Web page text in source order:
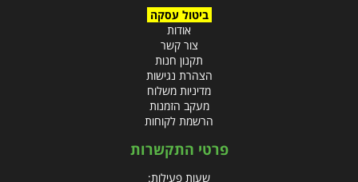
ביטול עסקה
אודות
צור קשר
תקנון חנות
הצהרת נגישות
מדיניות משלוח
מעקב הזמנות
הרשמת לקוחות
פרטי התקשרות
שעות פעילות: